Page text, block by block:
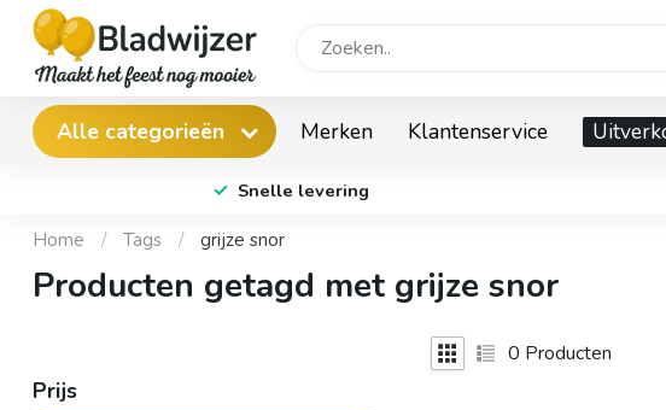
Alle categorieën Merken Klantenservice
Snelle levering
Home / Tags / grijze snor
Producten getagd met grijze snor
Prijs
0 Producten